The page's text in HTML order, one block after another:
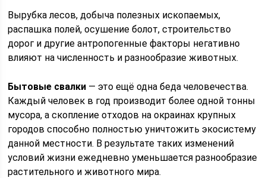
Вырубка лесов, добыча полезных ископаемых,
распашка полей, осушение болот, строительство
дорог и другие антропогенные факторы негативно
влияют на численность и разнообразие животных.
Бытовые свалки — это ещё одна беда человечества.
Каждый человек в год производит более одной тонны
мусора, а скопление отходов на окраинах крупных
городов способно полностью уничтожить экосистему
данной местности. В результате таких изменений
условий жизни ежедневно уменьшается разнообразие
растительного и животного мира.